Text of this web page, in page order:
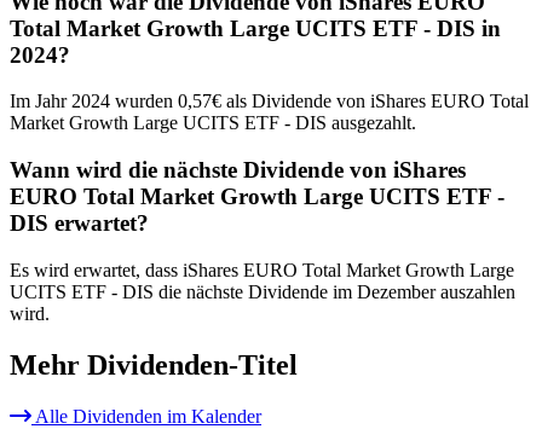
Total Market Growth Large UCITS ETF - DIS in
2024?
Im Jahr 2024 wurden 0,57€ als Dividende von iShares EURO Total
Market Growth Large UCITS ETF - DIS ausgezahlt.
Wann wird die nächste Dividende von iShares
EURO Total Market Growth Large UCITS ETF -
DIS erwartet?
Es wird erwartet, dass iShares EURO Total Market Growth Large
UCITS ETF - DIS die nächste Dividende im Dezember auszahlen
wird.
Mehr Dividenden-Titel
Alle Dividenden im Kalender